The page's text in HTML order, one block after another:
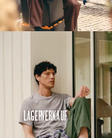
Lagerverkauf